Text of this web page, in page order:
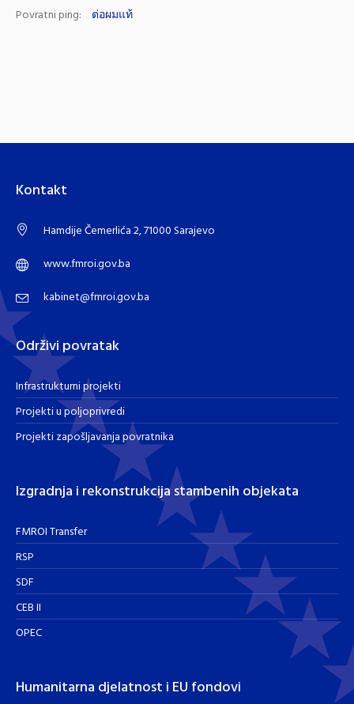
Povratni ping:
ต่อผมแท้
Kontakt
Hamdije Čemerlića 2, 71000 Sarajevo
www.fmroi.gov.ba
kabinet@fmroi.gov.ba
Održivi povratak
Infrastrukturni projekti
Projekti u poljoprivredi
Projekti zapošljavanja povratnika
Izgradnja i rekonstrukcija stambenih objekata
FMROI Transfer
RSP
SDF
CEB II
OPEC
Humanitarna djelatnost i EU fondovi